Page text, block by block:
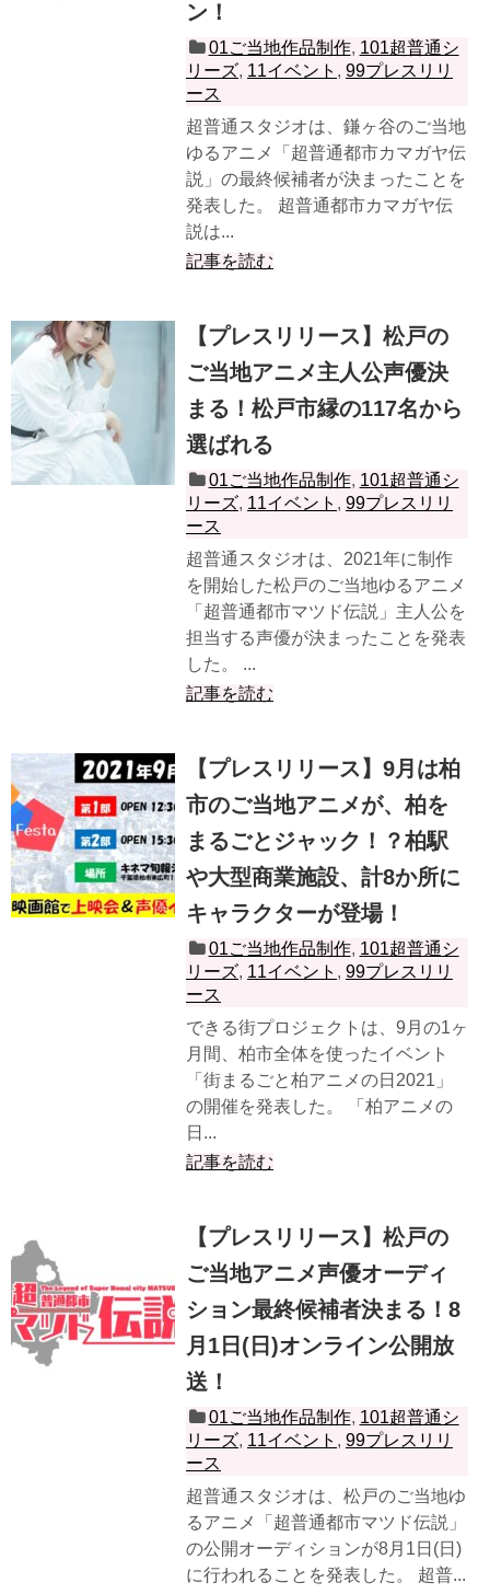
ン！
01ご当地作品制作, 101超普通シ
リーズ, 11イベント , 99プレスリリ
ース
超普通スタジオは、鎌ヶ谷のご当地
ゆるアニメ「超普通都市カマガヤ伝
説」の最終候補者が決まったことを
発表した。 超普通都市カマガヤ伝
説は...
記事を読む
【プレスリリース】松戸の
ご当地アニメ主人公声優決
まる！松戸市縁の117名から
選ばれる
01ご当地作品制作, 101超普通シ
リーズ, 11イベント , 99プレスリリ
ース
超普通スタジオは、2021年に制作
を開始した松戸のご当地ゆるアニメ
「超普通都市マツド伝説」主人公を
担当する声優が決まったことを発表
した。 ...
記事を読む
【プレスリリース】9月は柏
市のご当地アニメが、柏を
まるごとジャック！？柏駅
や大型商業施設、計8か所に
キャラクターが登場！
01ご当地作品制作, 101超普通シ
リーズ, 11イベント , 99プレスリリ
ース
できる街プロジェクトは、9月の1ヶ
月間、柏市全体を使ったイベント
「街まるごと柏アニメの日2021」
の開催を発表した。 「柏アニメの
日...
記事を読む
【プレスリリース】松戸の
ご当地アニメ声優オーディ
ション最終候補者決まる！8
月1日(日)オンライン公開放
送！
01ご当地作品制作, 101超普通シ
リーズ, 11イベント , 99プレスリリ
ース
超普通スタジオは、松戸のご当地ゆ
るアニメ「超普通都市マツド伝説」
の公開オーディションが8月1日(日)
に行われることを発表した。 超普...